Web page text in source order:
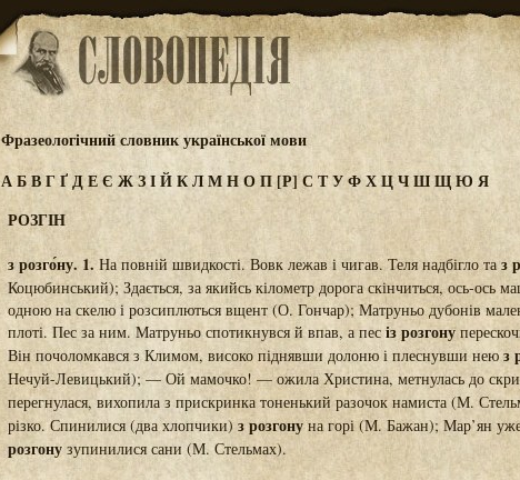
Фразеологічний словник української мови
АБВГҐДЕЄ ЖЗІЙКЛМНОП[Р] С ТУФХЦЧШЩЮ Я
РОЗГІН
з розго́ну. 1. На повній швидкості. Вовк лежав і чигав. Теля надбігло та з
Коцюбинський); Здається, за якийсь кілометр дорога скінчиться, ось-ось
одною на скелю і розсиплються вщент (О. Гончар); Матруньо дубонів
плоті. Пес за ним. Матруньо спотикнувся й впав, а песіз розгону
Він почоломкався з Климом, високо піднявши долоню і плеснувши нею з
Нечуй-Левицький); — Ой мамочко! — ожила Христина, метнулась до
перегнулася, вихопила з прискринка тоненький разочок намиста (М.
різко. Спинилися (два хлопчики) з розгонуна горі (М. Бажан); Мар’ян
розгону зупинилися сани (М. Стельмах).